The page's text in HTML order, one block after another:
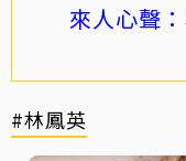
來人心聲
#林鳳英